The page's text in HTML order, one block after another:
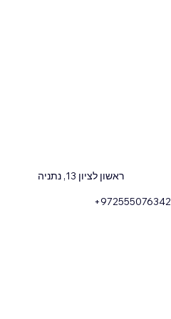
ראשון לציון 13, נתניה
+972555076342